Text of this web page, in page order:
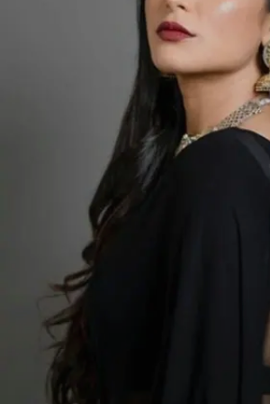
Image credits: INSTAGRAM